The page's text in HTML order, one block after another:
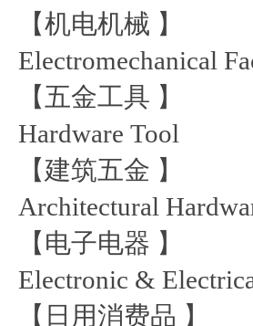
【机电机械 】
Electromechanical
【五金工具 】
Hardware Tool
【建筑五金 】
Architectural
【电子电器 】
Electronic &
【日用消费品 】